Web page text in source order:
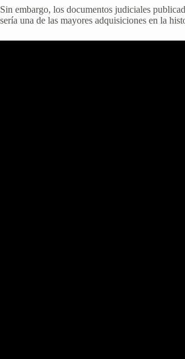
Sin embargo, los documentos judiciales
sería una de las mayores adquisiciones en la